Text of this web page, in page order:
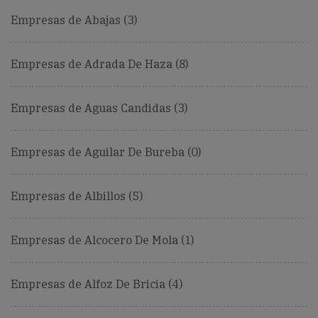
Empresas de Abajas (3)
Empresas de Adrada De Haza (8)
Empresas de Aguas Candidas (3)
Empresas de Aguilar De Bureba (0)
Empresas de Albillos (5)
Empresas de Alcocero De Mola (1)
Empresas de Alfoz De Bricia (4)